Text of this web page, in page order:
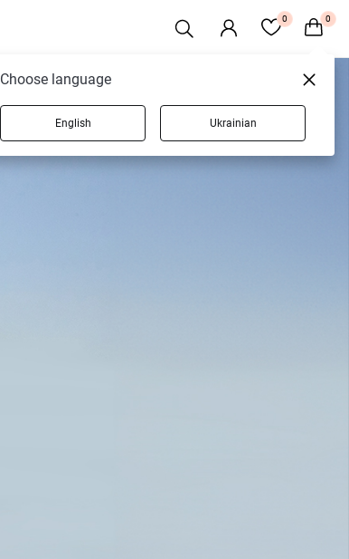
0 0
Choose language
English Ukrainian